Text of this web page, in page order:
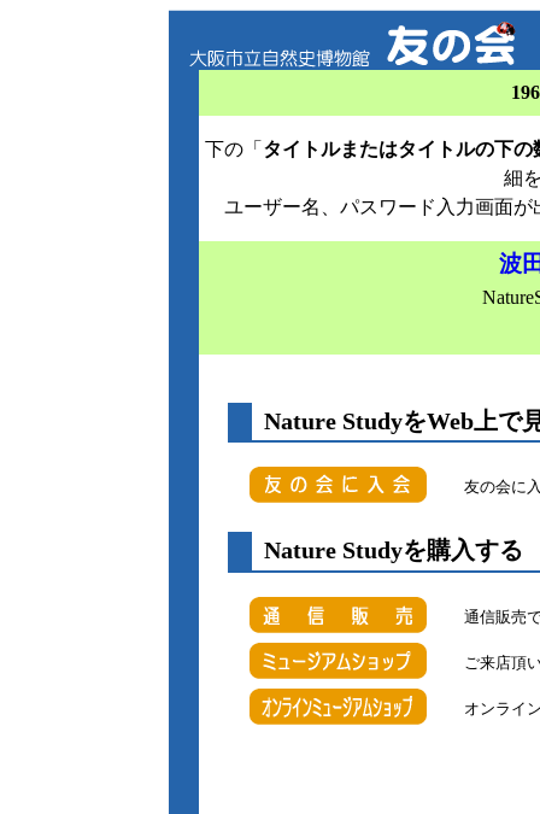
下の「 タイトルまたはタイトルの下の
細
ユーザー名、パスワード入力画面
波
Nature StudyをWeb上で
友の会に
Nature
通信販売
ご来店頂
オンライ